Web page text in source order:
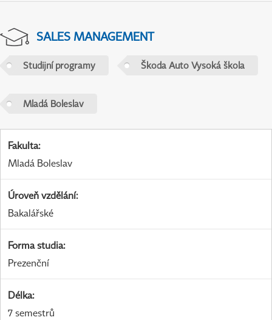
SALES MANAGEMENT
Studijní programy Škoda Auto Vysoká škola
Mladá Boleslav
Fakulta:
Mladá Boleslav
Úroveň vzdělání:
Bakalářské
Forma studia:
Prezenční
Délka:
7 semestrů